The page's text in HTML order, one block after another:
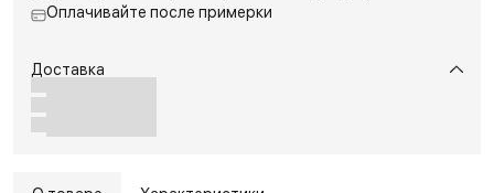
Оплачивайте после примерки
Доставка